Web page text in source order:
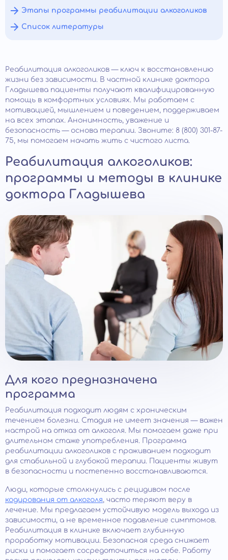
Этапы программы реабилитации алкоголиков
Список литературы
Реабилитация алкоголиков — ключ к восстановлению
жизни без зависимости. В частной клинике доктора
Гладышева пациенты получают квалифицированную
помощь в комфортных условиях. Мы работаем с
мотивацией, мышлением и поведением, поддерживаем
на всех этапах. Анонимность, уважение и
безопасность — основа терапии. Звоните: 8 (800) 301-87-
75, мы помогаем начать жить с чистого листа.
Реабилитация алкоголиков:
программы и методы в клинике
доктора Гладышева
Для кого предназначена
программа
Реабилитация подходит людям с хроническим
течением болезни. Стадия не имеет значения — важен
настрой на отказ от алкоголя. Мы помогаем даже при
длительном стаже употребления. Программа
реабилитации алкоголиков с проживанием подходит
для стабильной и глубокой терапии. Пациенты живут
в безопасности и постепенно восстанавливаются.
Люди, которые столкнулись с рецидивом после
кодирования от алкоголя, часто теряют веру в
лечение. Мы предлагаем устойчивую модель выхода из
зависимости, а не временное подавление симптомов.
Реабилитация в клинике включает глубинную
проработку мотивации. Безопасная среда снижает
риски и помогает сосредоточиться на себе. Работу